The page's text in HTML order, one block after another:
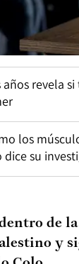
revela
los
su
de
y